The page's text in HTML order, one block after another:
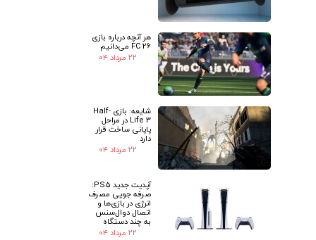
هر آنچه درباره بازی
FC 26 می‌دانیم
۲۲ مرداد ۰۴
شایعه: بازی Half-
Life 3 در مراحل
پایانی ساخت قرار
دارد
۲۲ مرداد ۰۴
آپدیت جدید PS5:
صرفه جویی مصرف
انرژی در بازی‌ها و
اتصال دوال‌سنس
به چند دستگاه
۲۲ مرداد ۰۴